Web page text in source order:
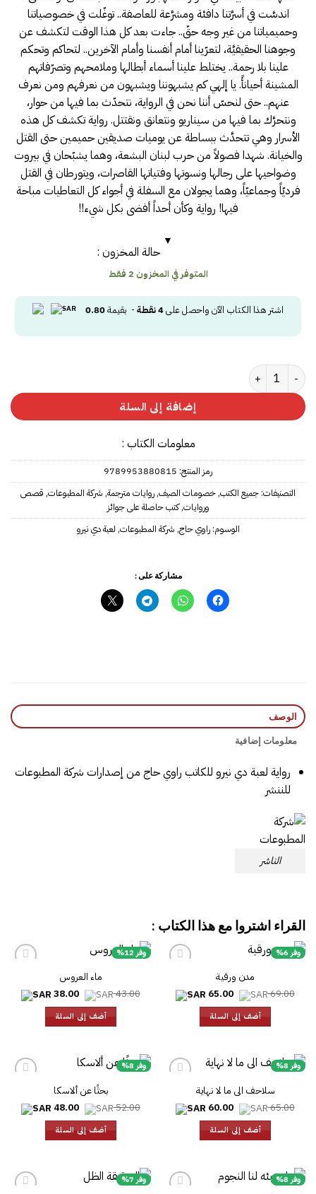
اندسَّت في أسرَّتنا دافئة ومشرَّعة للعاصفة.. توغّلت في خصوصياتنا
وحميمياتنا من غير وجه حقّ.. جاءت بعد كل هذا الوقت لتكشف عن
وجوهنا الحقيقيَّة، لتعرّينا أمام أنفسنا وأمام الآخرين.. لتحاكم وتحكم
علينا بلا رحمة.. يختلط علينا أسماء أبطالها وملامحهم وتصرّفاتهم
المشينة أحيانأً. يا إلهي كم يشبهوننا ويشبهون من نعرفهم ومن نعرف
عنهم.. حتى لنحسّ أننا نحن في الرواية، نتحدّث بما فيها من حوار،
ونتحرَّك بما فيها من سيناريو ونتعانق ونقتتل. رواية تكشف كل هذه
الأسرار وهي تتحدَّث ببساطة عن يوميات صديقين حميمين حتى القتل
والخيانة. شهدا فصولاً من حرب لبنان البشعة، وهما يشبّحان في بيروت
وضواحيها على رجالها ونسوتها وفتياتها القاصرات، ويتورطان في القتل
فرديّاً وجماعيّاً، وهما يجولان مع السفلة في أجواء كل التعاطيات مباحة
فيها! رواية وكأن أحداً أفضى بكل شيء!!
حالة المخزون :
المتوفر في المخزون 2 فقط
اشتر هذا الكتاب الآن واحصل على4نقطة - بقيمة0.80
كمية لعبة دي نيرو
إضافة إلى السلة
معلومات الكتاب :
رمز المنتج: 9789953880815
التصنيفات: جميع الكتب,خصومات الصيف,روايات مترجمة, شركة المطبوعات, قصص
وروايات,كتب حاصلة على جوائز
الوسوم:راوي حاج, شركة المطبوعات, لعبة دي نيرو
مشاركة على :
الوصف
معلومات إضافية
رواية لعبة دي نيرو للكاتب راوي حاج من إصدارات شركة المطبوعات
للننشر
الناشر
القراء اشتروا مع هذا الكتاب :
وفر 6%
مدن ورقية
69.00
السعر
هو:
69.00.
65.00 السعر
الحالي
أضف إلى السلة
وفر 12%
ماء العروس
43.00
السعر
هو:
43.00.
38.00 السعر
الحالي
أضف إلى السلة
وفر 8%
سلاحف الى ما لا نهاية
65.00
السعر
هو:
65.00.
60.00 السعر
الحالي
أضف إلى السلة
وفر 8%
بحثًا عن ألاسكا
52.00
السعر
هو:
52.00.
48.00 السعر
الحالي
أضف إلى السلة
وفر 8% وفر 7%